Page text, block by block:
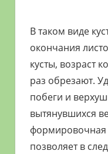
В таком виде
окончания
кусты, возраст
раз обрезают.
побеги и
вытянувшихся
позволяет в